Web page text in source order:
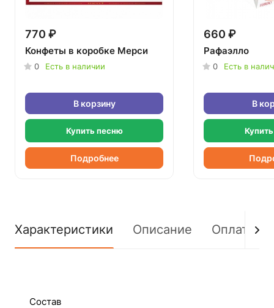
770 ₽
Конфеты в коробке Мерси
0 Есть в наличии
В корзину
Купить песню
Подробнее
660 ₽
Рафаэлло
0 Есть в
В
Характеристики Описание Оплата
Состав